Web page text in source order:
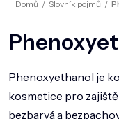
VLASY
ZDRAVÍ
TĚLO
Domů / Slovník pojmů /
Phenoxyethanol je
kosmetice pro
bezbarvá a